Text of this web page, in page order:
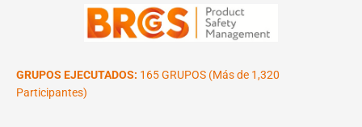
GRUPOS EJECUTADOS: 165 GRUPOS (Más de 1,320
Participantes)